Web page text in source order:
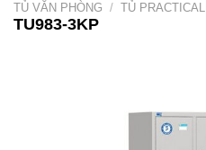
TỦ VĂN PHÒNG / TỦ PRACTICAL
TU983-3KP